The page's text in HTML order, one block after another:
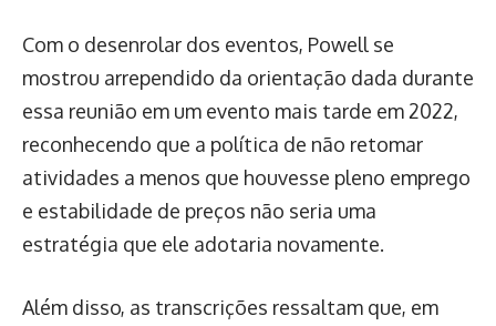
Com o desenrolar dos eventos, Powell se
mostrou arrependido da orientação dada durante
essa reunião em um evento mais tarde em 2022,
reconhecendo que a política de não retomar
atividades a menos que houvesse pleno emprego
e estabilidade de preços não seria uma
estratégia que ele adotaria novamente.
Além disso, as transcrições ressaltam que, em